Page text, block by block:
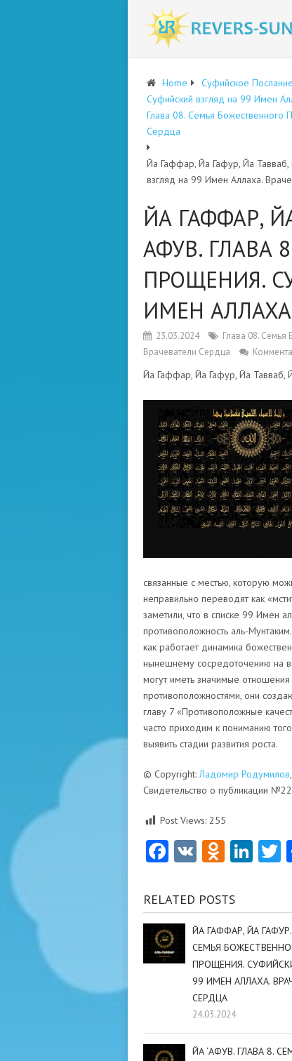
Home
Суфийское
Суфийский взгляд на 99 Имен
Глава 08. Семья Божественного
Сердца
Йа Гаффар, Йа Гафур, Йа
взгляд на 99 Имен Аллаха.
ЙА ГАФФАР,
АФУВ. ГЛАВА
ПРОЩЕНИЯ.
ИМЕН
23.03.2024
Глава 08.
Врачеватели Сердца
Йа Гаффар, Йа Гафур, Йа Тавваб,
связанные с местью, которую
неправильно переводят как
заметили, что в списке 99 Имен
противоположность аль-
как работает динамика
нынешнему сосредоточению на
могут иметь значимые
противоположностями, они
главу 7 «Противоположные
часто приходим к пониманию
выявить стадии развития роста.
© Copyright:Ладомир Родумилов
Свидетельство о публикации
Post Views: 255
Facebook
VK
RELATED POSTS
ЙА ГАФФАР, ЙА ГАФУР.
СЕМЬЯ
ПРОЩЕНИЯ.
99 ИМЕН АЛЛАХА.
СЕРДЦА
24.03.2024
ЙА ‘АФУВ. ГЛАВА 8.